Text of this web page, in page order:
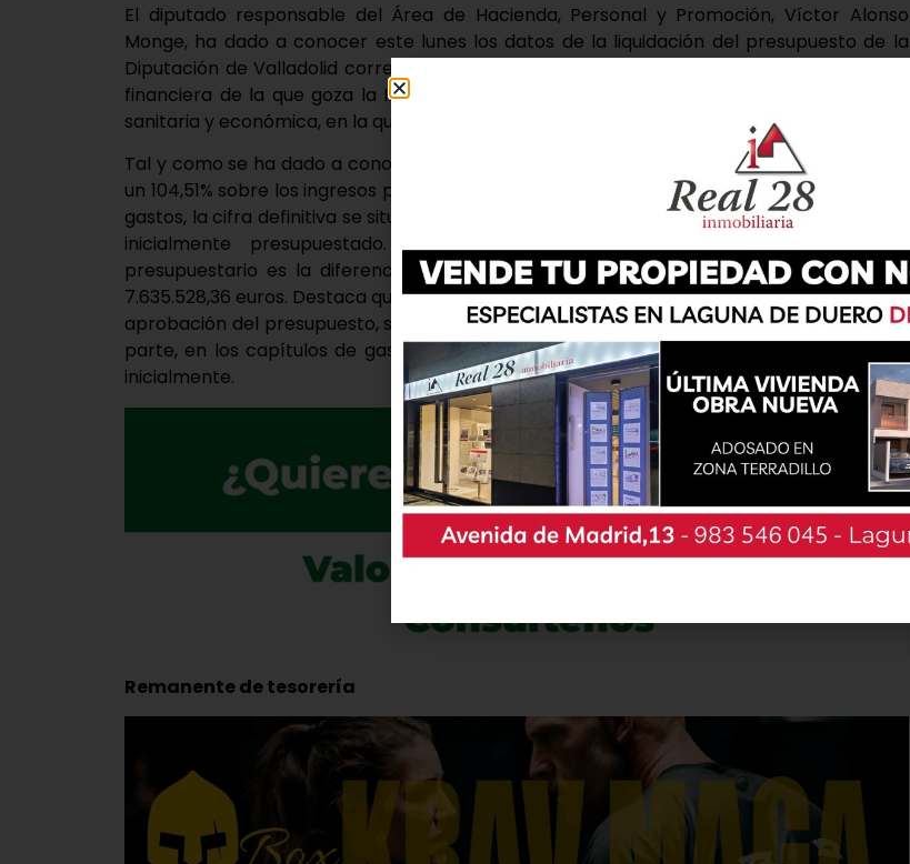
El diputado responsable del Área de Hacienda, Personal y Promoción, Víctor Alonso
Monge, ha dado a conocer este lunes los datos de la liquidación del presupuesto de la
Diputación de Valladolid correspondientes al ejercicio 2021, que ratifican «la buena salud
financiera de la que goza la Institución provincial, a pesar de la grave situación actual,
sanitaria y económica, en la que aún nos encontramos».
Tal y como se ha dado a conocer, los ingresos totales ascendieron a 117.753.578,19 euros,
un 104,51% sobre los ingresos previstos en el presupuesto, mientras que, en el capítulo de
gastos, la cifra definitiva se situó en 110.118.049,83 euros, lo que representa un 97,73% de lo
inicialmente presupuestado. De los datos anteriores se extrae el resultado
presupuestario es la diferencia entre los ingresos totales y los gastos, situándose en
7.635.528,36 euros. Destaca que los ingresos han superado los inicialmente previstos en la
aprobación del presupuesto, siendo un 104,51% la cifra definitiva respecto al inicial. Por su
parte, en los capítulos de gasto, la ejecución alcanza un 97,73% respecto a lo previsto
inicialmente.
Remanente de tesorería